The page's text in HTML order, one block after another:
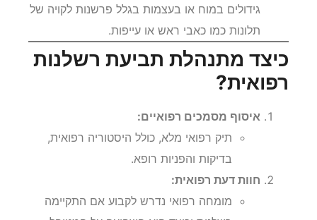
גידולים במוח או בעצמות בגלל פרשנות לקויה של
תלונות כמו כאבי ראש או עייפות.
כיצד מתנהלת תביעת רשלנות
רפואית?
איסוף מסמכים רפואיים:
תיק רפואי מלא, כולל היסטוריה רפואית,
בדיקות והפניות רופא.
חוות דעת רפואית:
מומחה רפואי נדרש לקבוע אם התקיימה